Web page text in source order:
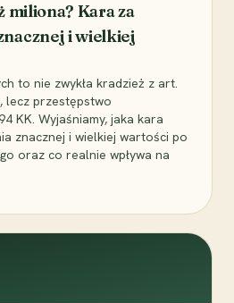
miliona? Kara za
i wielkiej
to nie zwykła kradzież z art.
lecz przestępstwo
KK. Wyjaśniamy, jaka kara
znacznej i wielkiej wartości po
oraz co realnie wpływa na